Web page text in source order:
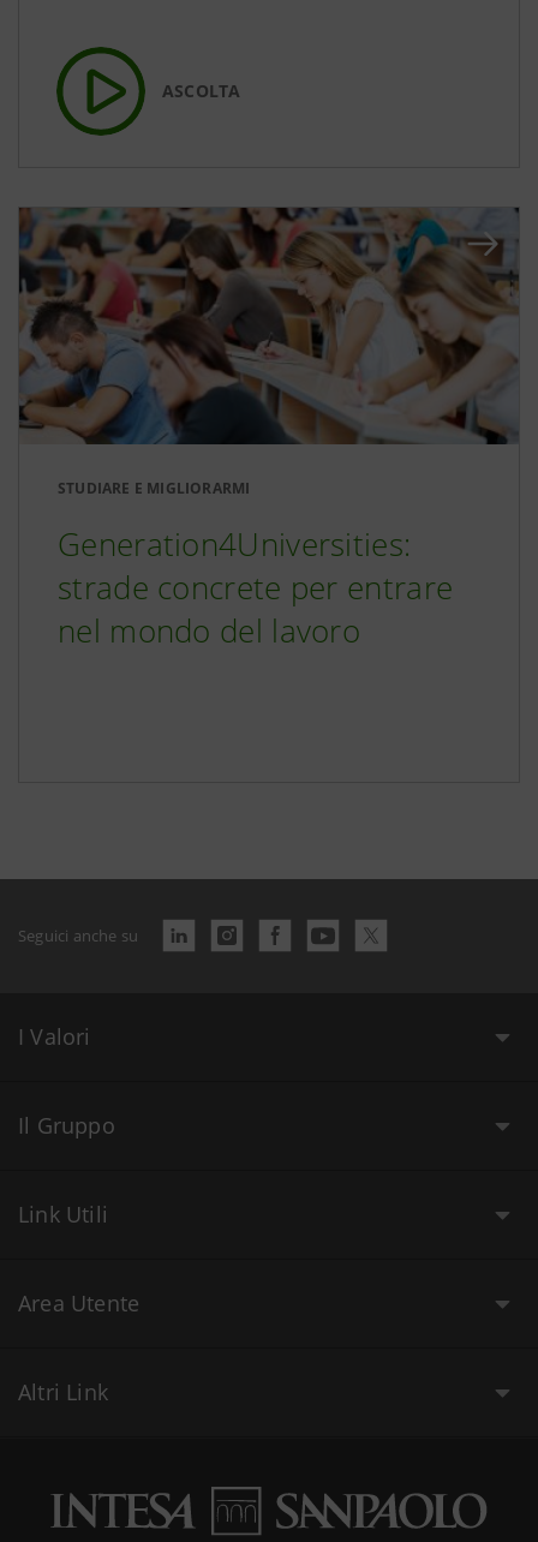
ASCOLTA
STUDIARE E MIGLIORARMI
Generation4Universities:
strade concrete per entrare
nel mondo del lavoro
Seguici anche su
I Valori
Il Gruppo
Link Utili
Area Utente
Altri Link